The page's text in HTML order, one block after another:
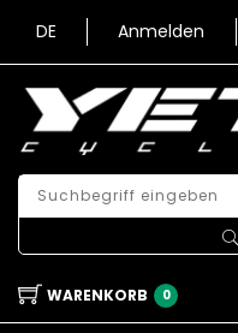
DE Anmelden
WARENKORB 0